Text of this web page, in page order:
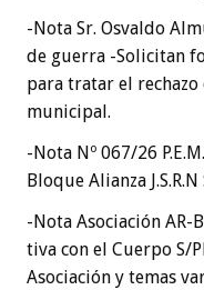
-Nota Sr. Osvaldo
de guerra -Solicitan
para tratar el
municipal.
-Nota Nº 067/26
Bloque Alianza
-Nota Asociación
tiva con el Cuerpo S/
Asociación y temas